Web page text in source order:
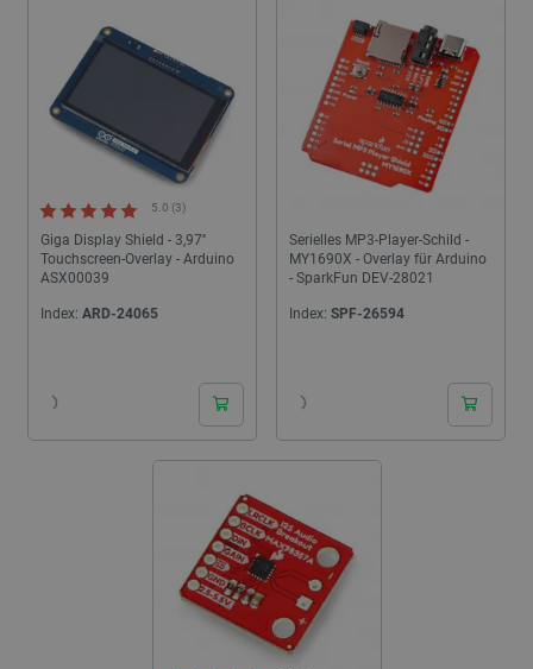
Arduino Shield-Overlays an, mit denen Sie die meisten der oben
beschriebenen Aufgaben ausführen können.
Giga Display Shield - 3,97''
Touchscreen-Overlay - Arduino
ASX00039
5.0 (3)
Index: ARD-24065
Serielles MP3-Player-Schild -
MY1690X - Overlay für Arduino
- SparkFun DEV-28021
Index: SPF-26594